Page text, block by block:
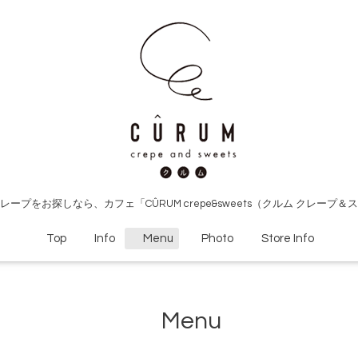
ープをお探しなら、カフェ「CÛRUM crepe&sweets（クルム クレープ＆
Top Info Menu Photo Store Info
Menu